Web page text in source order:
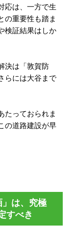
応は、一方で生
の重要性も踏ま
検証結果はしか
決は「敦賀防
らには大谷まで
たっておられま
の道路建設が早
」は、究極
すべき